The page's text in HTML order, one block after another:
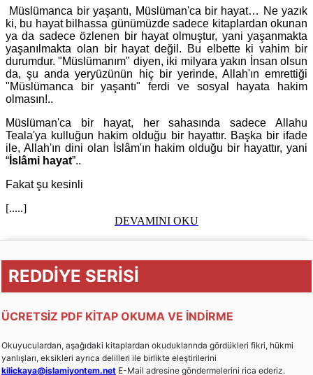
Müslümanca bir yaşantı, Müslüman'ca bir hayat… Ne yazık
ki, bu hayat bilhassa günümüzde sadece kitaplardan okunan
ya da sadece özlenen bir hayat olmuştur, yani yaşanmakta
yaşanılmakta olan bir hayat değil. Bu elbette ki vahim bir
durumdur. "Müslümanım" diyen, iki milyara yakın İnsan olsun
da, şu anda yeryüzünün hiç bir yerinde, Allah'ın emrettiği
"Müslümanca bir yaşantı" ferdi ve sosyal hayata hakim
olmasın!..
Müslüman'ca bir hayat, her sahasında sadece Allahu
Teala'ya kulluğun hakim olduğu bir hayattır. Başka bir ifade
ile, Allah'ın dini olan İslâm'ın hakim olduğu bir hayattır, yani
“ İslâmi hayat”..
Fakat şu kesinli
[.....]
DEVAMINI OKU
REDDİYE SERİSİ
ÜCRETSİZ PDF KİTAP OKUMA VE İNDİRME
Okuyuculardan, aşağıdaki kitaplardan okuduklarında gördükleri fikri, hükmi
yanlışları, eksikleri ayrıca delilleri ile birlikte eleştirilerini
kilickaya@islamiyontem.net E-Mail adresine göndermelerini rica ederiz.